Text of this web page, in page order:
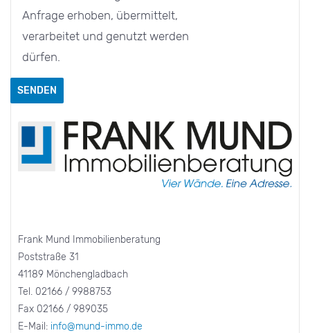
Anfrage erhoben, übermittelt,
verarbeitet und genutzt werden
dürfen.
Frank Mund Immobilienberatung
Poststraße 31
41189 Mönchengladbach
Tel. 02166 / 9988753
Fax 02166 / 989035
E-Mail: info@mund-immo.de